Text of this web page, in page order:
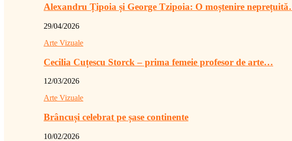
Alexandru Țipoia și George Tzipoia: O moștenire
29/04/2026
Arte Vizuale
Cecilia Cuțescu Storck – prima femeie profesor de arte…
12/03/2026
Arte Vizuale
Brâncuși celebrat pe șase continente
10/02/2026